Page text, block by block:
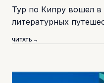
Тур по Кипру вошел в
литературных
ЧИТАТЬ →